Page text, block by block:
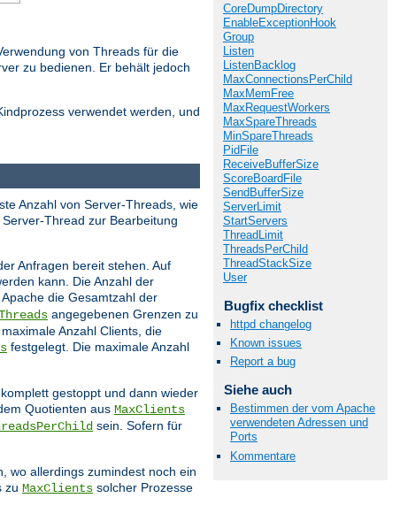
von Threads für die
zu bedienen. Er behält jedoch
verwendet werden, und
CoreDumpDirectory
EnableExceptionHook
Group
Listen
ListenBacklog
MaxConnectionsPerChild
MaxMemFree
MaxRequestWorkers
MaxSpareThreads
MinSpareThreads
PidFile
ReceiveBufferSize
ScoreBoardFile
SendBufferSize
ServerLimit
StartServers
ThreadLimit
ThreadsPerChild
ThreadStackSize
User
Bugfix checklist
httpd changelog
Known issues
Report a bug
Siehe auch
Bestimmen der vom Apache
verwendeten Adressen und
Ports
Kommentare
Anzahl von Server-Threads, wie
Thread zur Bearbeitung
Anfragen bereit stehen. Auf
kann. Die Anzahl der
die Gesamtzahl der
angegebenen Grenzen zu
Anzahl Clients, die
festgelegt. Die maximale Anzahl
gestoppt und dann wieder
Quotienten aus MaxClients
sein. Sofern für
wo allerdings zumindest noch ein
zu MaxClients solcher Prozesse